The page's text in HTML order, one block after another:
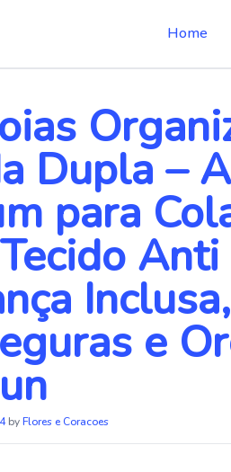
Home
Dupla –
para
e
byFlores e Coracoes